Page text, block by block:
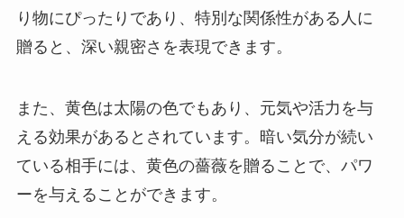
り物にぴったりであり、特別な関係性がある人に
贈ると、深い親密さを表現できます。
また、黄色は太陽の色でもあり、元気や活力を与
える効果があるとされています。暗い気分が続い
ている相手には、黄色の薔薇を贈ることで、パワ
ーを与えることができます。